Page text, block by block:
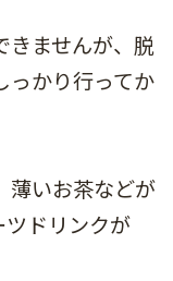
きませんが、脱
っかり行ってか
薄いお茶などが
ドリンクが